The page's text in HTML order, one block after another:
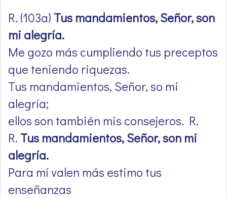
R. (103a) Tus mandamientos, Señor, son
mi alegría.
Me gozo más cumpliendo tus preceptos
que teniendo riquezas.
Tus mandamientos, Señor, so mi
alegría;
ellos son también mis consejeros. R.
R. Tus mandamientos, Señor, son mi
alegría.
Para mí valen más estimo tus
enseñanzas